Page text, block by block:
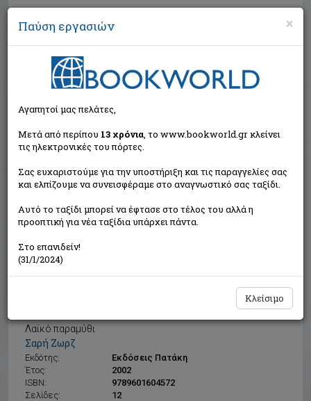
Αναζήτηση
Λαϊκό παραμύθι
Σαρή Ζωρζ
Εκδότης:
Εκδόσεις Πατάκη
Έτος:
2002
ISBN:
9789601604572
Σελίδες:
12
Εκτός κυκλοφορίας
×
Παύση εργασιών
Αγαπητοί μας πελάτες,
Μετά από περίπου 13 χρόνια, το www.bookworld.gr κλείνει
τις ηλεκτρονικές του πόρτες.
Σας ευχαριστούμε για την υποστήριξη και τις παραγγελίες σας
και ελπίζουμε να συνεισφέραμε στο αναγνωστικό σας ταξίδι.
Αυτό το ταξίδι μπορεί να έφτασε στο τέλος του αλλά η
προοπτική για νέα ταξίδια υπάρχει πάντα.
Στο επανιδείν!
(31/1/2024)
Κλείσιμο